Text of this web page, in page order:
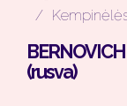
/
(rusva)